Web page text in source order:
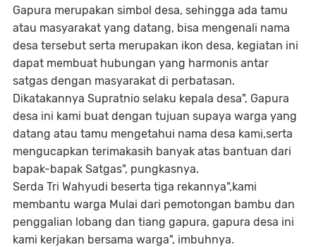
Gapura merupakan simbol desa, sehingga ada tamu
atau masyarakat yang datang, bisa mengenali nama
desa tersebut serta merupakan ikon desa, kegiatan ini
dapat membuat hubungan yang harmonis antar
satgas dengan masyarakat di perbatasan.
Dikatakannya Supratnio selaku kepala desa", Gapura
desa ini kami buat dengan tujuan supaya warga yang
datang atau tamu mengetahui nama desa kami,serta
mengucapkan terimakasih banyak atas bantuan dari
bapak-bapak Satgas", pungkasnya.
Serda Tri Wahyudi beserta tiga rekannya",kami
membantu warga Mulai dari pemotongan bambu dan
penggalian lobang dan tiang gapura, gapura desa ini
kami kerjakan bersama warga", imbuhnya.